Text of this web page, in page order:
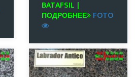
BATAFSIL |
ПОДРОБНЕЕ
FOTO